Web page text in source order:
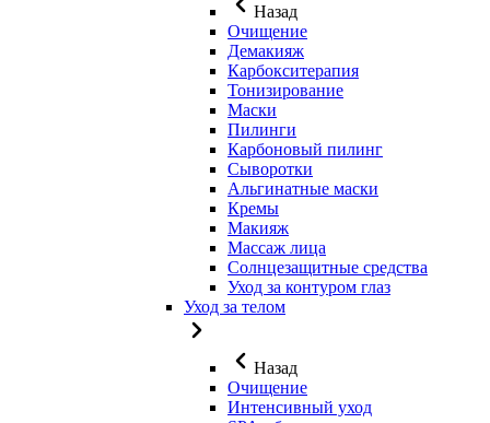
Назад
Очищение
Демакияж
Карбокситерапия
Тонизирование
Маски
Пилинги
Карбоновый пилинг
Сыворотки
Альгинатные маски
Кремы
Макияж
Массаж лица
Солнцезащитные средства
Уход за контуром глаз
Уход за телом
Назад
Очищение
Интенсивный уход